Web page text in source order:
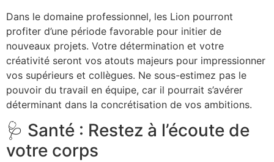
Dans le domaine professionnel, les Lion pourront
profiter d’une période favorable pour initier de
nouveaux projets. Votre détermination et votre
créativité seront vos atouts majeurs pour impressionner
vos supérieurs et collègues. Ne sous-estimez pas le
pouvoir du travail en équipe, car il pourrait s’avérer
déterminant dans la concrétisation de vos ambitions.
🩺 Santé : Restez à l’écoute de
votre corps